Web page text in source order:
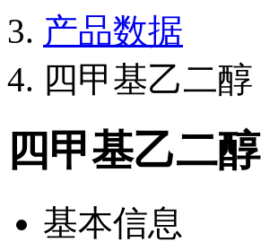
产品数据
四甲基乙二醇
四甲基乙二醇
基本信息